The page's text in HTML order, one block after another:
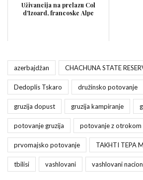
Uživancija na prelazu Col
d'Izoard, francoske Alpe
azerbajdžan CHACHUNA STATE
Dedoplis Tskaro družinsko potovanje
gruzija dopust gruzija kampiranje
potovanje gruzija potovanje z otrokom
prvomajsko potovanje TAKHTI TEPA
tbilisi vashlovani vashlovani